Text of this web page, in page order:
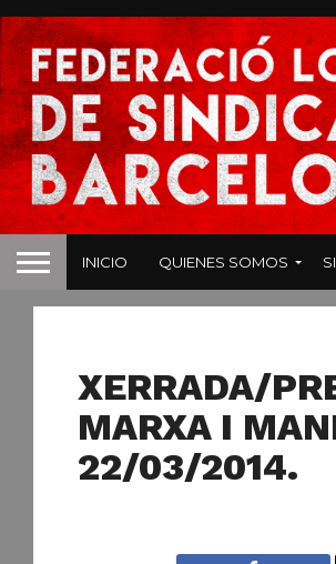
INICIO QUIENES SOMOS
XERRADA/
MARXA I
22/03/2014.